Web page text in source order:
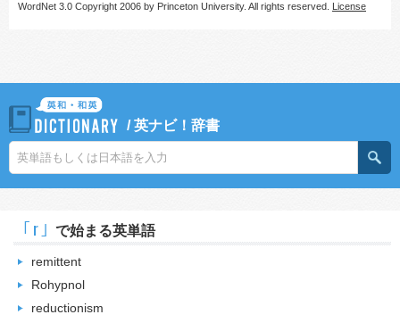
WordNet 3.0 Copyright 2006 by Princeton University. All rights reserved. License
/英ナビ！辞書
｢r｣ で始まる英単語
remittent
Rohypnol
reductionism